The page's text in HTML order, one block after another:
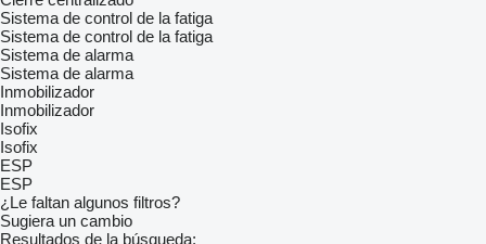
Sistema de control de la fatiga
Sistema de control de la fatiga
Sistema de alarma
Sistema de alarma
Inmobilizador
Inmobilizador
Isofix
Isofix
ESP
ESP
¿Le faltan algunos filtros?
Sugiera un cambio
Resultados de la búsqueda: